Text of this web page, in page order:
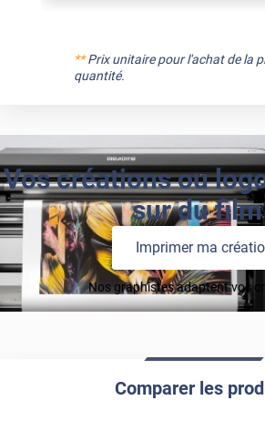
**Prix unitaire pour l'achat de la
quantité.
Vos créations ou
sur du
Imprimer ma
Nos graphistes adaptent vos
Comparer les